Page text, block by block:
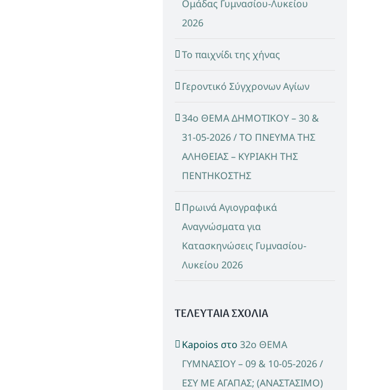
Ομάδας Γυμνασίου-Λυκείου
2026
Το παιχνίδι της χήνας
Γεροντικό Σύγχρονων Αγίων
34ο ΘΕΜΑ ΔΗΜΟΤΙΚΟΥ – 30 &
31-05-2026 / ΤΟ ΠΝΕΥΜΑ ΤΗΣ
ΑΛΗΘΕΙΑΣ – ΚΥΡΙΑΚΗ ΤΗΣ
ΠΕΝΤΗΚΟΣΤΗΣ
Πρωινά Αγιογραφικά
Αναγνώσματα για
Κατασκηνώσεις Γυμνασίου-
Λυκείου 2026
ΤΕΛΕΥΤΑΙΑ ΣΧΟΛΙΑ
Kapoios στο 32ο ΘΕΜΑ
ΓΥΜΝΑΣΙΟΥ – 09 & 10-05-2026 /
ΕΣΥ ΜΕ ΑΓΑΠΑΣ; (ΑΝΑΣΤΑΣΙΜΟ)